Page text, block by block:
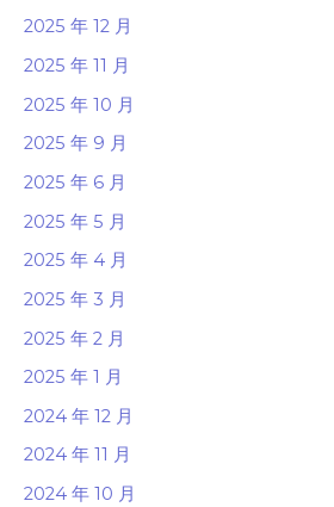
2025 年 12 月
2025 年 11 月
2025 年 10 月
2025 年 9 月
2025 年 6 月
2025 年 5 月
2025 年 4 月
2025 年 3 月
2025 年 2 月
2025 年 1 月
2024 年 12 月
2024 年 11 月
2024 年 10 月